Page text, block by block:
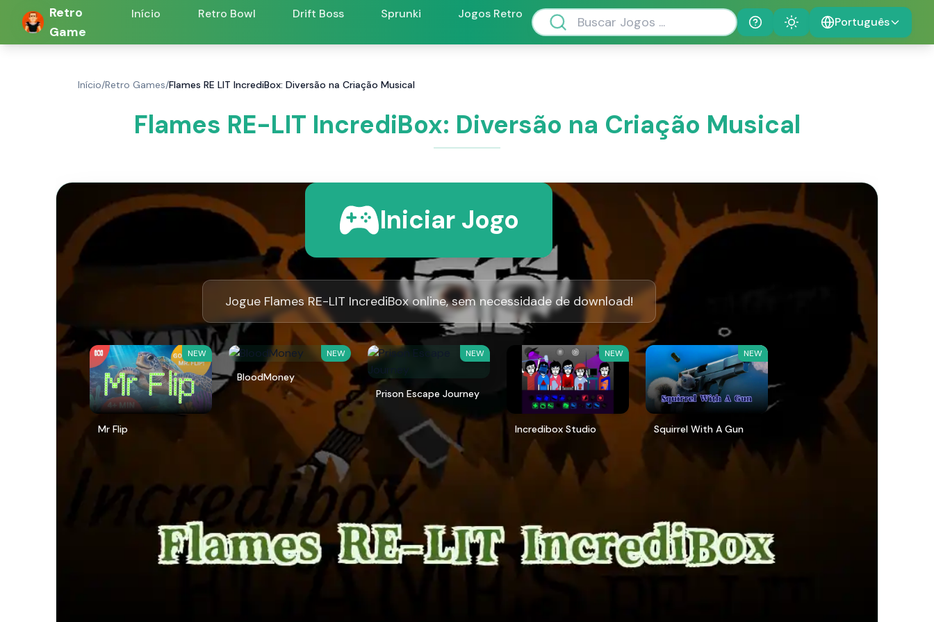
Retro
Game
Início Retro Bowl Drift Boss Sprunki
Jogos Retro
Help
Theme Português
Início/Retro Games/Flames RE LIT IncrediBox: Diversão na Criação Musical
Flames RE-LIT IncrediBox: Diversão na Criação Musical
Iniciar Jogo
Jogue Flames RE-LIT IncrediBox online, sem necessidade de download!
NEW
Mr Flip
NEW
BloodMoney
NEW
Prison Escape Journey
NEW
Incredibox Studio
NEW
Squirrel With A Gun